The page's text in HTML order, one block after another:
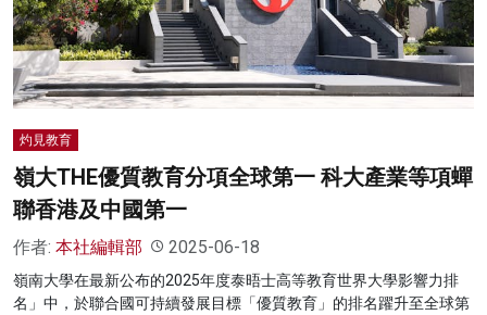
名家榜
灼見活動
灼見教育
嶺大THE優質教育分項全球第一 科大產業等項蟬
聯香港及中國第一
作者: 本社編輯部 2025-06-18
嶺南大學在最新公布的2025年度泰晤士高等教育世界大學影響力排
名」中，於聯合國可持續發展目標「優質教育」的排名躍升至全球第